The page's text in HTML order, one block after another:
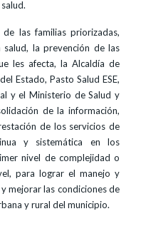
las familias priorizadas,
la prevención de las
les afecta, la Alcaldía de
Estado, Pasto Salud ESE,
y el Ministerio de Salud y
de la información,
de los servicios de
y sistemática en los
nivel de complejidad o
para lograr el manejo y
mejorar las condiciones de
y rural del municipio.